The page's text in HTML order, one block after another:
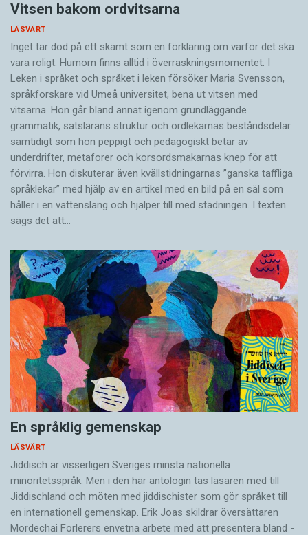
Vitsen bakom ordvitsarna
LÄSVÄRT
Inget tar död på ett skämt som en förklaring om varför det ska
vara roligt. Humorn finns alltid i överrask­ningsmomentet. I
Leken i språket och språket i leken för­söker Maria Svensson,
språkforskare vid Umeå universitet, bena ut vitsen med
vitsarna. Hon går bland annat igenom grundläggande
grammatik, satslärans struktur och ord­lekarnas beståndsdelar
samtidigt som hon peppigt och pedagogiskt betar av
underdrifter, meta­forer och korsords­makarnas knep för att
förvirra. Hon diskuterar även ­kvällstidningarnas ”ganska taffliga
språklekar” med hjälp av en artikel med en bild på en säl som
håller i en vatten­slang och hjälper till med städningen. I ­texten
sägs det att…
En språklig gemenskap
LÄSVÄRT
Jiddisch är visserligen Sveriges minsta nationella
minoritetsspråk. Men i den här antologin tas läsaren med till
Jiddischland och möten med jiddischister som gör språket till
en internationell gemenskap. Erik Joas skildrar översättaren
Morde­chai Forlerers envetna arbete med att presentera bland ­